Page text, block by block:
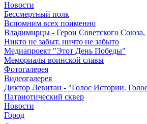
Новости
Бессмертный полк
Вспомним всех поименно
Владимирцы - Герои Советского Союза,
Никто не забыт, ничто не забыто
Медиапроект "Этот День Победы"
Мемориалы воинской славы
Фотогалерея
Видеогалерея
Диктор Левитан - "Голос Истории.
Патриотический сквер
Новости
Город